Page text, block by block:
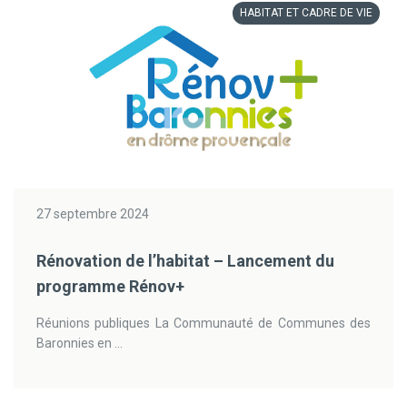
HABITAT ET CADRE DE VIE
27 septembre 2024
Rénovation de l’habitat – Lancement du
programme Rénov+
Réunions publiques La Communauté de Communes des
Baronnies en ...